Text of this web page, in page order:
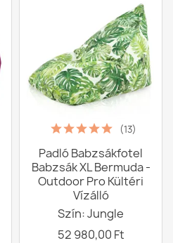
(13)
Padló Babzsákfotel
Babzsák XL Bermuda -
Outdoor Pro Kültéri
Vízálló
Szín: Jungle
52 980,00 Ft